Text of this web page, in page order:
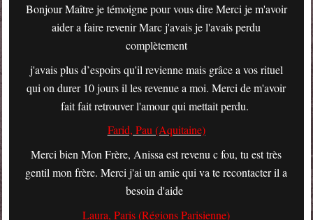
Bonjour Maître je témoigne pour vous dire Merci je m'avoir
aider a faire revenir Marc j'avais je l'avais perdu
complètement
j'avais plus d’espoirs qu'il revienne mais grâce a vos rituel
qui on durer 10 jours il les revenue a moi. Merci de m'avoir
fait fait retrouver l'amour qui mettait perdu.
Farid, Pau (Aquitaine)
Merci bien Mon Frère, Anissa est revenu c fou, tu est très
gentil mon frère. Merci j'ai un amie qui va te recontacter il a
besoin d'aide
Laura, Paris (Régions Parisienne)